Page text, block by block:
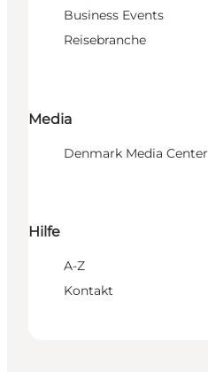
Business Events
Reisebranche
Media
Denmark Media Center
Hilfe
A-Z
Kontakt